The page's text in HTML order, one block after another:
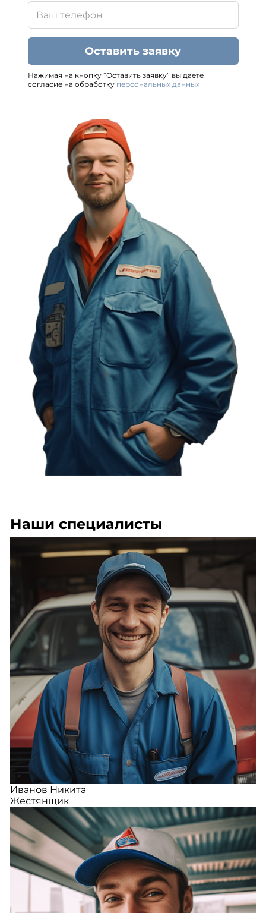
Оставить заявку
Нажимая на кнопку “Оставить заявку” вы даете
согласие на обработку персональных данных
Наши специалисты
Иванов Никита
Жестянщик